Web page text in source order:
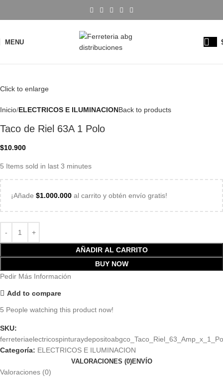
MENU
Click to enlarge
Inicio ELECTRICOS E ILUMINACIONBack to products
Taco de Riel 63A 1 Polo
$10.900
5 Items sold in last 3 minutes
¡Añade $1.000.000 al carrito y obtén envío gratis!
AÑADIR AL CARRITO
BUY NOW
Pedir Más Información
Add to compare
5 People watching this product now!
SKU:
Categoría: ELECTRICOS E ILUMINACION
VALORACIONES (0)ENVÍO
Valoraciones (0)